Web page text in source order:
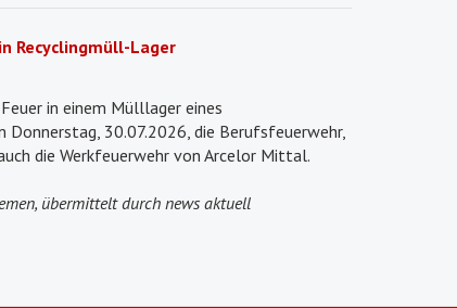
Recyclingmüll-Lager
in einem Mülllager eines
30.07.2026, die Berufsfeuerwehr,
die Werkfeuerwehr von Arcelor Mittal.
übermittelt durch news aktuell